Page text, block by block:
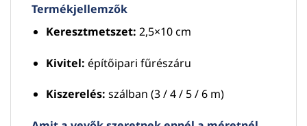
Termékjellemzők
Keresztmetszet: 2,5×10 cm
Kivitel: építőipari fűrészáru
Kiszerelés: szálban (3 / 4 / 5 / 6 m)